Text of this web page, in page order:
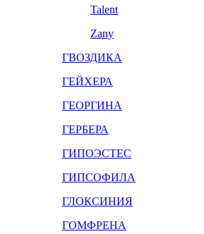
Talent
Zany
ГВОЗДИКА
ГЕЙХЕРА
ГЕОРГИНА
ГЕРБЕРА
ГИПОЭСТЕС
ГИПСОФИЛА
ГЛОКСИНИЯ
ГОМФРЕНА